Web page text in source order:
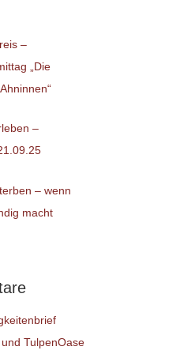
–
„Die
–
– wenn
macht
TulpenOase